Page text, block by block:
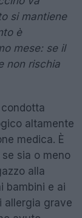
si mantiene
è
mese: se il
non rischia
condotta
altamente
medica. È
sia o meno
alla
bambini e ai
allergia grave